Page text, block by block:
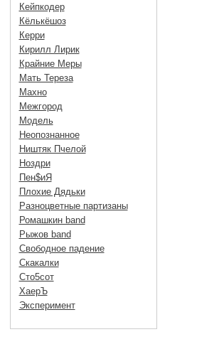
Кейпкодер
Кёлькёшоз
Керри
Кирилл Лирик
Крайние Меры
Мать Тереза
Махно
Межгород
Модель
Неопознанное
Ништяк Пчелой
Ноздри
Пен$иЯ
Плохие Дядьки
Разноцветные партизаны
Ромашкин band
Рыжов band
Свободное падение
Скакалки
Сто5сот
ХаерЪ
Эксперимент